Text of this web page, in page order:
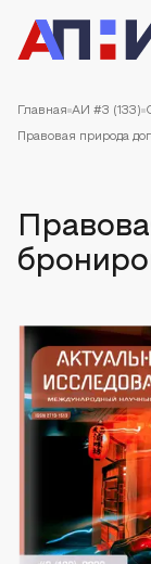
Главная АИ #3 (133)
Правовая природа